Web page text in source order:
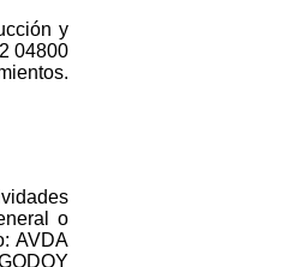
y
04800
o
AVDA